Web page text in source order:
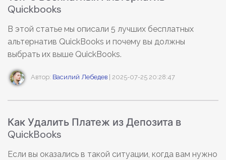
Новый PDFelement 12
умнее, быстрее,
проще
От AI-функций до пакетных инструментов: новый
PDFelement делает работу с PDF еще удобнее.
Скачать бесплатно
Скрыть фрагменты PDF Новый
Извлечение данных из PDF
Поделиться PDF
Преподавание
Канал на YouTube
Сообщество ВКонтакте
Канал Яндекс Дзен
Quickbooks
В этой статье мы описали 5 лучших бесплатных
альтернатив QuickBooks и почему вы должны
выбрать их выше QuickBooks.
Автор: Василий Лебедев | 2025-07-25 20:28:47
Как Удалить Платеж из Депозита в
QuickBooks
Если вы оказались в такой ситуации, когда вам нужно